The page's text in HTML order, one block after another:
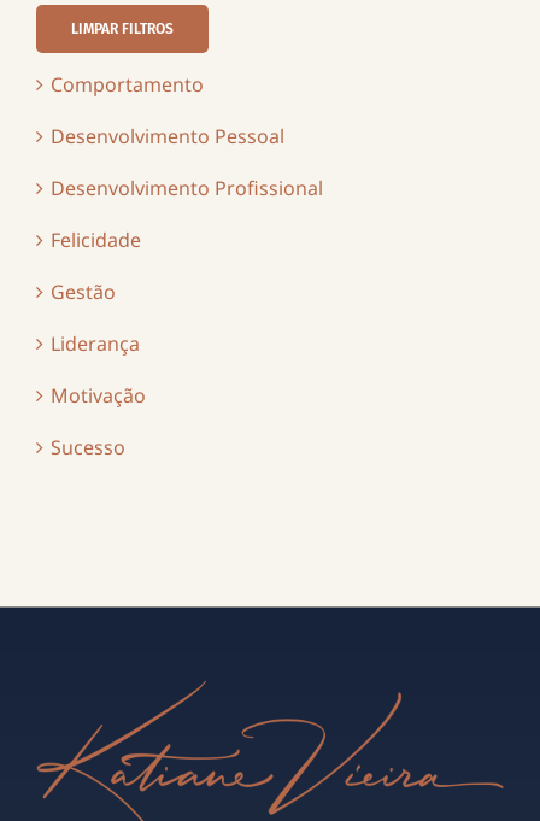
LIMPAR FILTROS
Comportamento
Desenvolvimento Pessoal
Desenvolvimento Profissional
Felicidade
Gestão
Liderança
Motivação
Sucesso